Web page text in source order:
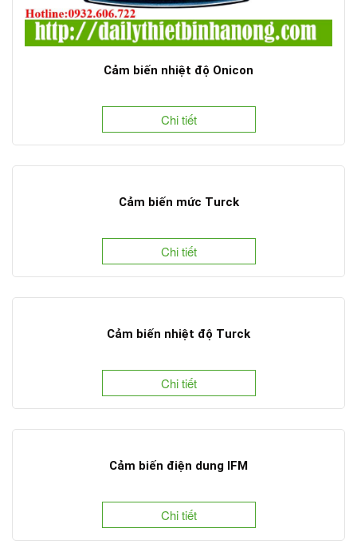
Cảm biến nhiệt độ Onicon
Chi tiết
Cảm biến mức Turck
Chi tiết
Cảm biến nhiệt độ Turck
Chi tiết
Cảm biến điện dung IFM
Chi tiết